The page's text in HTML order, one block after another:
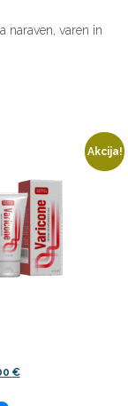
naraven, varen in
Akcija!
€Trenutna